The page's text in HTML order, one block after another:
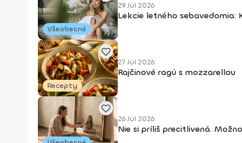
Všeobecné
29 Júl 2026
Lekcie letného
Recepty
27 Júl 2026
Rajčinové ragú s mozzarellou
26 Júl 2026
Nie si príliš precitlivená.